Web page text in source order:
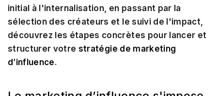
initial à l'internalisation, en passant par la
sélection des créateurs et le suivi de l'impact,
découvrez les étapes concrètes pour lancer et
structurer votre stratégie de marketing
d’influence.